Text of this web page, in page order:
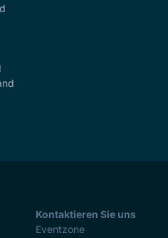
Kontaktieren Sie uns
Eventzone